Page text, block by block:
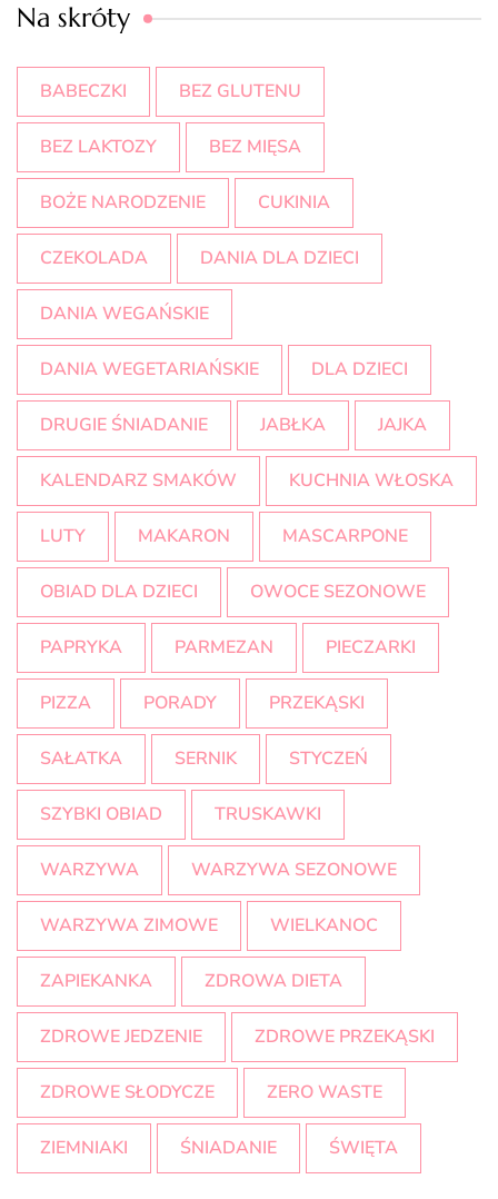
Na skróty
BABECZKI BEZ GLUTENU
BEZ LAKTOZY BEZ MIĘSA
BOŻE NARODZENIE CUKINIA
CZEKOLADA DANIA DLA DZIECI
DANIA WEGAŃSKIE
DANIA WEGETARIAŃSKIE DLA DZIECI
DRUGIE ŚNIADANIE JABŁKA JAJKA
KALENDARZ SMAKÓW KUCHNIA WŁOSKA
LUTY MAKARON MASCARPONE
OBIAD DLA DZIECI OWOCE SEZONOWE
PAPRYKA PARMEZAN PIECZARKI
PIZZA PORADY PRZEKĄSKI
SAŁATKA SERNIK STYCZEŃ
SZYBKI OBIAD TRUSKAWKI
WARZYWA WARZYWA SEZONOWE
WARZYWA ZIMOWE WIELKANOC
ZAPIEKANKA ZDROWA DIETA
ZDROWE JEDZENIE ZDROWE PRZEKĄSKI
ZDROWE SŁODYCZE ZERO WASTE
ZIEMNIAKI ŚNIADANIE ŚWIĘTA